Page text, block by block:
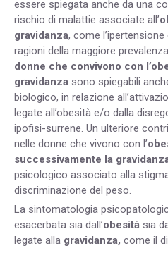
essere spiegata anche da una
rischio di malattie associate all’
gravidanza, come
ragioni della maggiore
donne che convivono con
gravidanza sono spiegabili
biologico, in relazione
legate all’obesità e/o dalla
ipofisi-surrene. Un ulteriore
nelle donne che vivono con l’
successivamente la
psicologico associato alla
discriminazione del peso.
La sintomatologia
esacerbata sia dall’obesità sia
legate alla gravidanza, come il